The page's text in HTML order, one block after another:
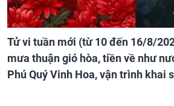
Tử vi tuần mới (từ 10 đến 16/8/
mưa thuận gió hòa, tiền về như
Phú Quý Vinh Hoa, vận trình khai